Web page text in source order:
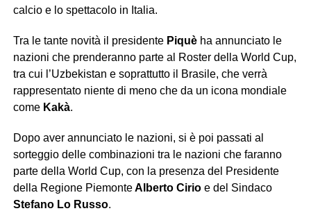
calcio e lo spettacolo in Italia.
Tra le tante novità il presidente Piquèha annunciato le
nazioni che prenderanno parte al Roster della World Cup,
tra cui l’Uzbekistan e soprattutto il Brasile, che verrà
rappresentato niente di meno che da un icona mondiale
come Kakà.
Dopo aver annunciato le nazioni, si è poi passati al
sorteggio delle combinazioni tra le nazioni che faranno
parte della World Cup, con la presenza del Presidente
della Regione PiemonteAlberto Cirioe del Sindaco
Stefano Lo Russo.